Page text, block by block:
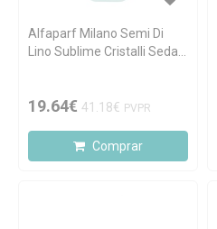
Alfaparf Milano Semi Di
Lino Sublime Cristalli Seda
19.64€ 41.18€ PVPR
Comprar